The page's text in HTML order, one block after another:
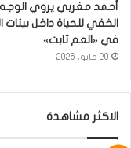
أحمد مغربي يروي الوجه
الخفي للحياة داخل بيئات
في «العم ثابت»
20 مايو، 2026
الاكثر مشاهدة